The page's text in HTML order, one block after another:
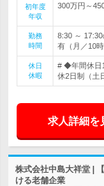
初年度
年収
300万円～
勤務
時間
8:30 ～
有（月／10
休日
休暇
# ◆年間休日
休2日制（土
求人詳細を
株式会社中島大祥堂 |
ける老舗企業